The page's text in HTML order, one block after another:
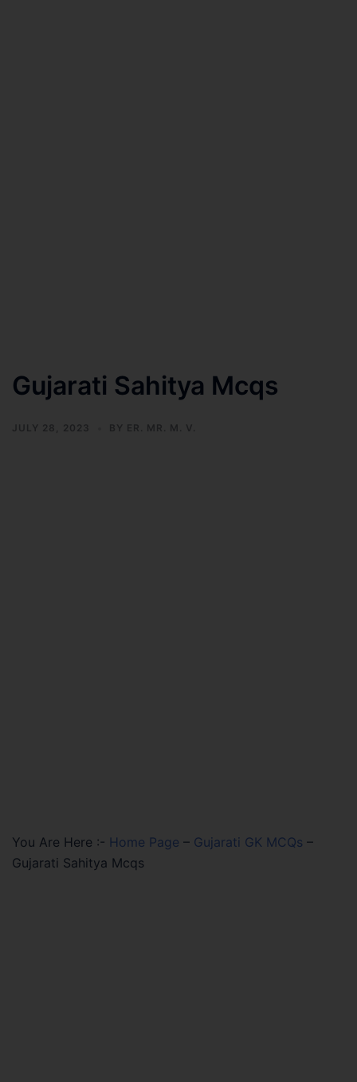
Gujarati Sahitya Mcqs
JULY 28, 2023 BY ER. MR. M. V.
You Are Here :- Home Page – Gujarati GK MCQs –
Gujarati Sahitya Mcqs